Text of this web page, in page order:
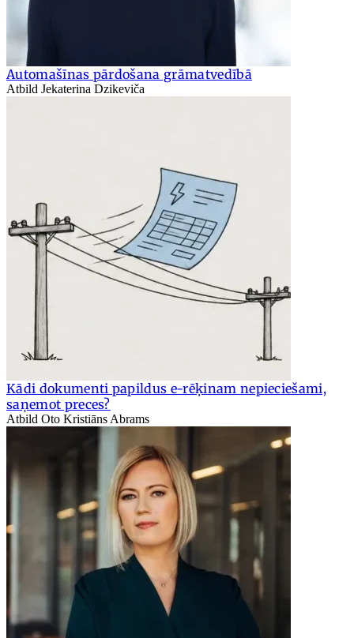
Automašīnas pārdošana grāmatvedībā
Atbild Jekaterina Dzikeviča
Kādi dokumenti papildus e-rēķinam nepieciešami,
saņemot preces?
Atbild Oto Kristiāns Abrams